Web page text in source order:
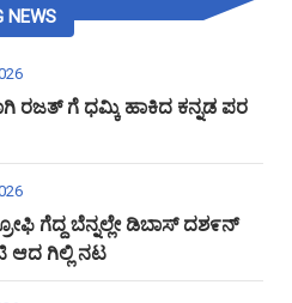
NEWS
ರಜತ್ ಗೆ ಧಮ್ಕಿ ಹಾಕಿದ ಕನ್ನಡ ಪರ
ಗೆದ್ದ ಬೆನ್ನಲ್ಲೇ ಡಿಬಾಸ್ ದಶ೯ನ್
ಆದ ಗಿಲ್ಲಿ ನಟ